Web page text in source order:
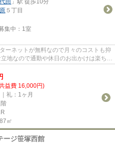
５丁目
集中： 1室
ーネットが無料なので月々のコストも抑
地なので通勤や休日のお出かけは楽ちん
益費 16,000円)
礼：1ヶ月
㎡
ージ笹塚西館